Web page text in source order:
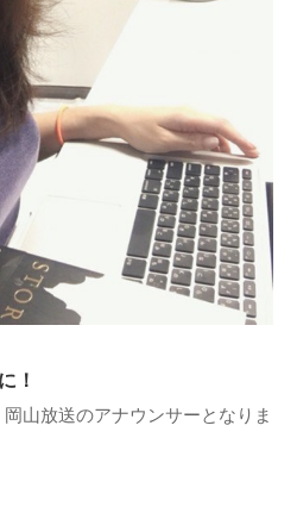
！
山放送のアナウンサーとなりま